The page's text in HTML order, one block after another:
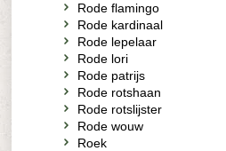
Rode flamingo
Rode kardinaal
Rode lepelaar
Rode lori
Rode patrijs
Rode rotshaan
Rode rotslijster
Rode wouw
Roek